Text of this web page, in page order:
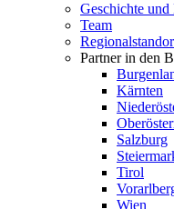
Geschichte
Team
Partner in den
Kärnten
Salzburg
Tirol
Wien